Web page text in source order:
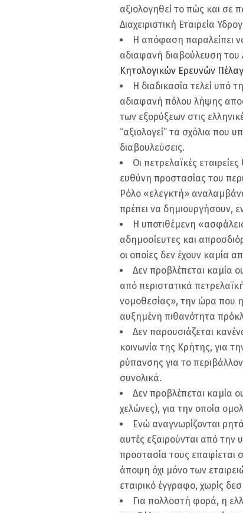
αξιολογηθεί το πώς και σε
Διαχειριστική Εταιρεία
Η απόφαση παραλείπει
αδιαφανή διαβούλευση
Κητολογικών Ερευνών
Η διαδικασία τελεί υπό
αδιαφανή πόλου λήψης
των εξορύξεων στις
“αξιολογεί” τα σχόλια που
διαβουλεύσεις.
Οι πετρελαϊκές
ευθύνη προστασίας του
Ρόλο «ελεγκτή»
πρέπει να δημιουργήσουν,
Η υποτιθέμενη
αδημοσίευτες και
οι οποίες δεν έχουν καμία
Δεν προβλέπεται καμία
από περιστατικά
νομοθεσίας», την ώρα που η
αυξημένη πιθανότητα
Δεν παρουσιάζεται
κοινωνία της Κρήτης, για
ρύπανσης για το
συνολικά.
Δεν προβλέπεται καμία
χελώνες), για την οποία
Ενώ αναγνωρίζονται
αυτές εξαιρούνται από
προστασία τους επαφίεται
άποψη όχι μόνο των
εταιρικό έγγραφο, χωρίς
Για πολλοστή φορά, η